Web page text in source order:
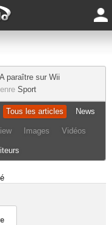
A paraître sur Wii
Sport
Tous les articles News
Images Vidéos